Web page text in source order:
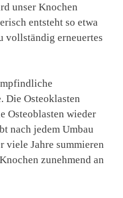
unser Knochen
entsteht so etwa
vollständig erneuertes
Die Osteoklasten
Osteoblasten wieder
nach jedem Umbau
viele Jahre summieren
zunehmend an